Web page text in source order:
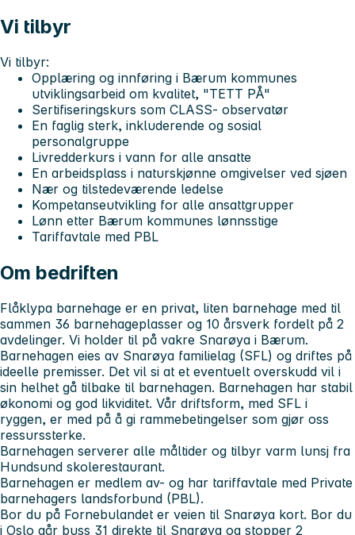
Vi tilbyr
Vi tilbyr:
Opplæring og innføring i Bærum kommunes
utviklingsarbeid om kvalitet, "TETT PÅ"
Sertifiseringskurs som CLASS- observatør
En faglig sterk, inkluderende og sosial
personalgruppe
Livredderkurs i vann for alle ansatte
En arbeidsplass i naturskjønne omgivelser ved sjøen
Nær og tilstedeværende ledelse
Kompetanseutvikling for alle ansattgrupper
Lønn etter Bærum kommunes lønnsstige
Tariffavtale med PBL
Om bedriften
Flåklypa barnehage er en privat, liten barnehage med til
sammen 36 barnehageplasser og 10 årsverk fordelt på 2
avdelinger. Vi holder til på vakre Snarøya i Bærum.
Barnehagen eies av Snarøya familielag (SFL) og driftes på
ideelle premisser. Det vil si at et eventuelt overskudd vil i
sin helhet gå tilbake til barnehagen. Barnehagen har stabil
økonomi og god likviditet. Vår driftsform, med SFL i
ryggen, er med på å gi rammebetingelser som gjør oss
ressurssterke.
Barnehagen serverer alle måltider og tilbyr varm lunsj fra
Hundsund skolerestaurant.
Barnehagen er medlem av- og har tariffavtale med Private
barnehagers landsforbund (PBL).
Bor du på Fornebulandet er veien til Snarøya kort. Bor du
i Oslo går buss 31 direkte til Snarøya og stopper 2